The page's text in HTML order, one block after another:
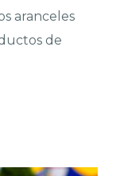
aranceles
de